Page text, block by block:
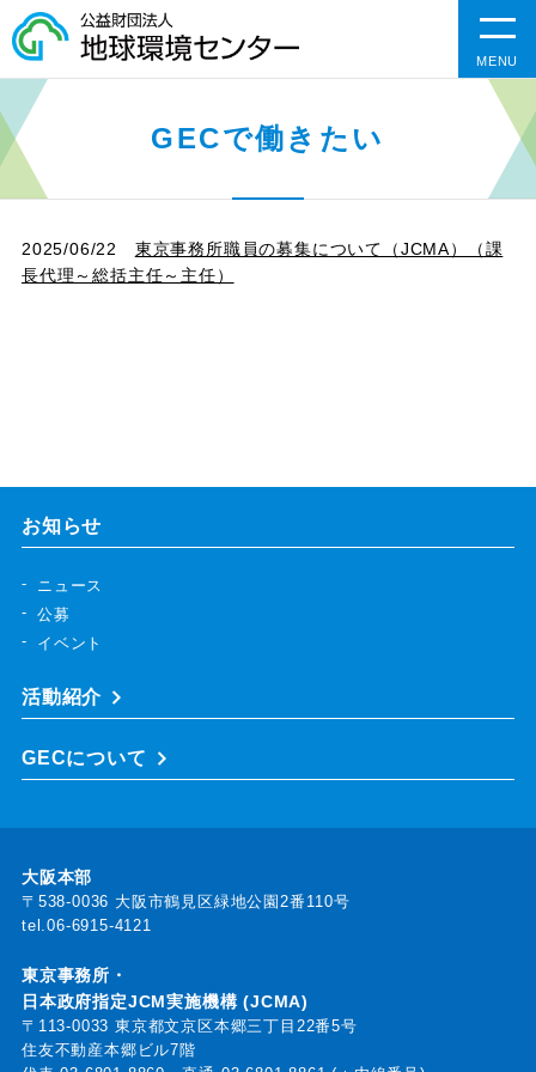
MENU
GECで働きたい
2025/06/22 東京事務所職員の募集について（JCMA）（課
長代理～総括主任～主任）
お知らせ
ニュース
公募
イベント
活動紹介
GECについて
大阪本部
〒538-0036 大阪市鶴見区緑地公園2番110号
tel.06-6915-4121
東京事務所・
日本政府指定JCM実施機構 (JCMA)
〒113-0033 東京都文京区本郷三丁目22番5号
住友不動産本郷ビル7階